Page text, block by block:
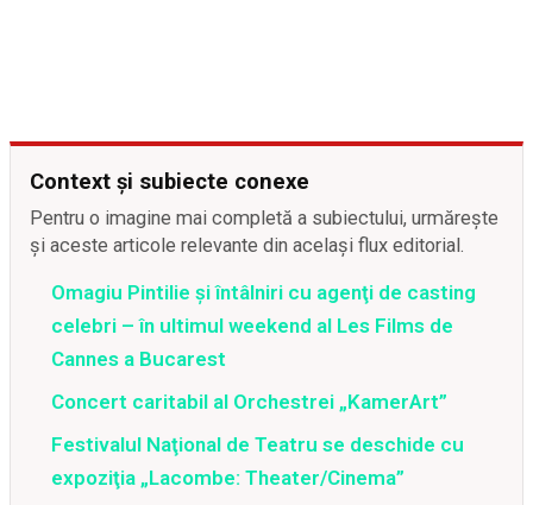
Context și subiecte conexe
Pentru o imagine mai completă a subiectului, urmărește
și aceste articole relevante din același flux editorial.
Omagiu Pintilie şi întâlniri cu agenţi de casting
celebri – în ultimul weekend al Les Films de
Cannes a Bucarest
Concert caritabil al Orchestrei „KamerArt”
Festivalul Naţional de Teatru se deschide cu
expoziţia „Lacombe: Theater/Cinema”